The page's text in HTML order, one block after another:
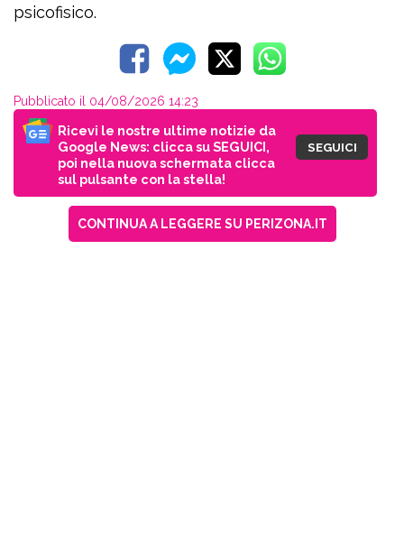
psicofisico.
Pubblicato il 04/08/2026 14:23
Ricevi le nostre ultime notizie da
Google News: clicca su SEGUICI,
poi nella nuova schermata clicca
sul pulsante con la stella!
SEGUICI
CONTINUA A LEGGERE SU PERIZONA.IT